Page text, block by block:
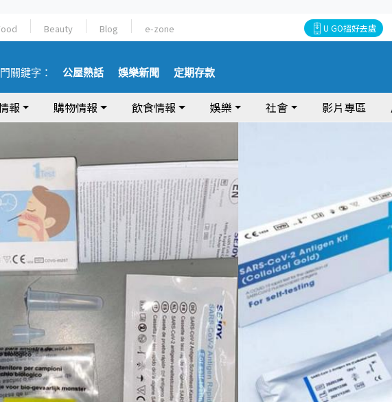
Beauty Blog e-zone U GO搵好去處
關鍵字： 公屋熱話 娛樂新聞 定期存款
報 購物情報 飲食情報 娛樂 社會 影片專區